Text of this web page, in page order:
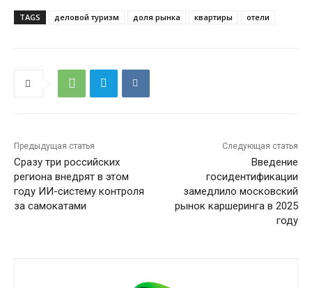
TAGS деловой туризм доля рынка квартиры отели
Предыдущая статья
Сразу три российских
региона внедрят в этом
году ИИ-систему контроля
за самокатами
Следующая статья
Введение
госидентификации
замедлило московский
рынок каршеринга в 2025
году